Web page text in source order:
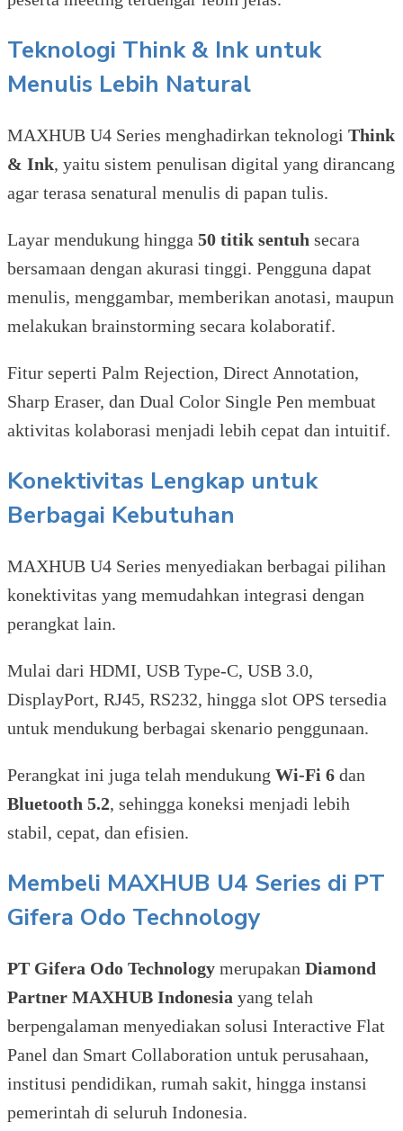
Teknologi Think & Ink untuk
Menulis Lebih Natural
MAXHUB U4 Series menghadirkan teknologi Think
& Ink, yaitu sistem penulisan digital yang dirancang
agar terasa senatural menulis di papan tulis.
Layar mendukung hingga 50 titik sentuh secara
bersamaan dengan akurasi tinggi. Pengguna dapat
menulis, menggambar, memberikan anotasi, maupun
melakukan brainstorming secara kolaboratif.
Fitur seperti Palm Rejection, Direct Annotation,
Sharp Eraser, dan Dual Color Single Pen membuat
aktivitas kolaborasi menjadi lebih cepat dan intuitif.
Konektivitas Lengkap untuk
Berbagai Kebutuhan
MAXHUB U4 Series menyediakan berbagai pilihan
konektivitas yang memudahkan integrasi dengan
perangkat lain.
Mulai dari HDMI, USB Type-C, USB 3.0,
DisplayPort, RJ45, RS232, hingga slot OPS tersedia
untuk mendukung berbagai skenario penggunaan.
Perangkat ini juga telah mendukung Wi-Fi 6 dan
Bluetooth 5.2, sehingga koneksi menjadi lebih
stabil, cepat, dan efisien.
Membeli MAXHUB U4 Series di PT
Gifera Odo Technology
PT Gifera Odo Technology merupakan Diamond
Partner MAXHUB Indonesia yang telah
berpengalaman menyediakan solusi Interactive Flat
Panel dan Smart Collaboration untuk perusahaan,
institusi pendidikan, rumah sakit, hingga instansi
pemerintah di seluruh Indonesia.